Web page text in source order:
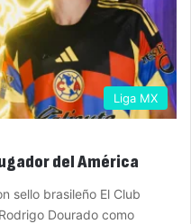
Liga MX
del América
sello brasileño El Club
Dourado como